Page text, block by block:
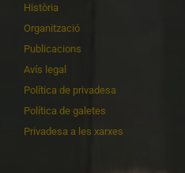
Història
Organització
Publicacions
Avís legal
Política de privadesa
Política de galetes
Privadesa a les xarxes